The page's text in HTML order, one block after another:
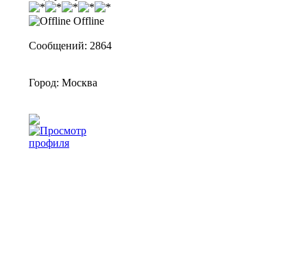
Offline
Сообщений: 2864
Город: Москва